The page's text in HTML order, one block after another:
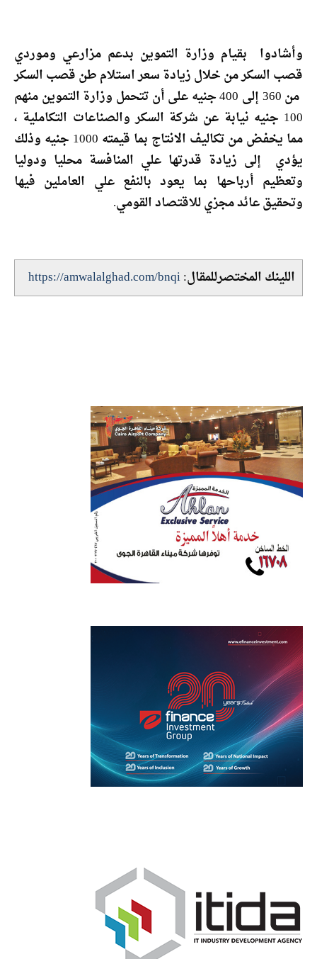
وأشادوا بقيام وزارة التموين بدعم مزارعي وموردي
قصب السكر من خلال زيادة سعر استلام طن قصب السكر
من 360 إلى 400 جنيه على أن تتحمل وزارة التموين منهم
100 جنيه نيابة عن شركة السكر والصناعات التكاملية ،
مما يخفض من تكاليف الانتاج بما قيمته 1000 جنيه وذلك
يؤدي إلى زيادة قدرتها علي المنافسة محليا ودوليا
وتعظيم أرباحها بما يعود بالنفع علي العاملين فيها
وتحقيق عائد مجزي للاقتصاد القومي.
اللينك المختصرللمقال:https://amwalalghad.com/bnqi